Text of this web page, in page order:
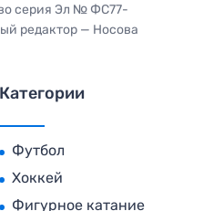
серия Эл № ФС77-
редактор — Носова
Категории
Футбол
Хоккей
Фигурное катание